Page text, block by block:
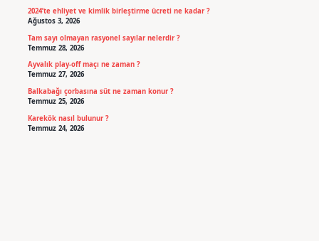
2024’te ehliyet ve kimlik birleştirme ücreti ne kadar ?
Ağustos 3, 2026
Tam sayı olmayan rasyonel sayılar nelerdir ?
Temmuz 28, 2026
Ayvalık play-off maçı ne zaman ?
Temmuz 27, 2026
Balkabağı çorbasına süt ne zaman konur ?
Temmuz 25, 2026
Karekök nasıl bulunur ?
Temmuz 24, 2026